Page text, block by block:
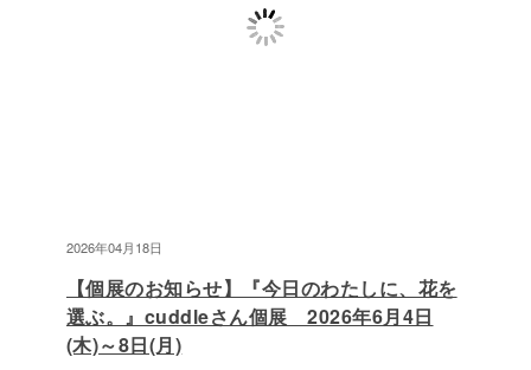
2026年04月18日
【個展のお知らせ】『今日のわたしに、花を
選ぶ。』cuddleさん個展 2026年6月4日
(木)～8日(月)